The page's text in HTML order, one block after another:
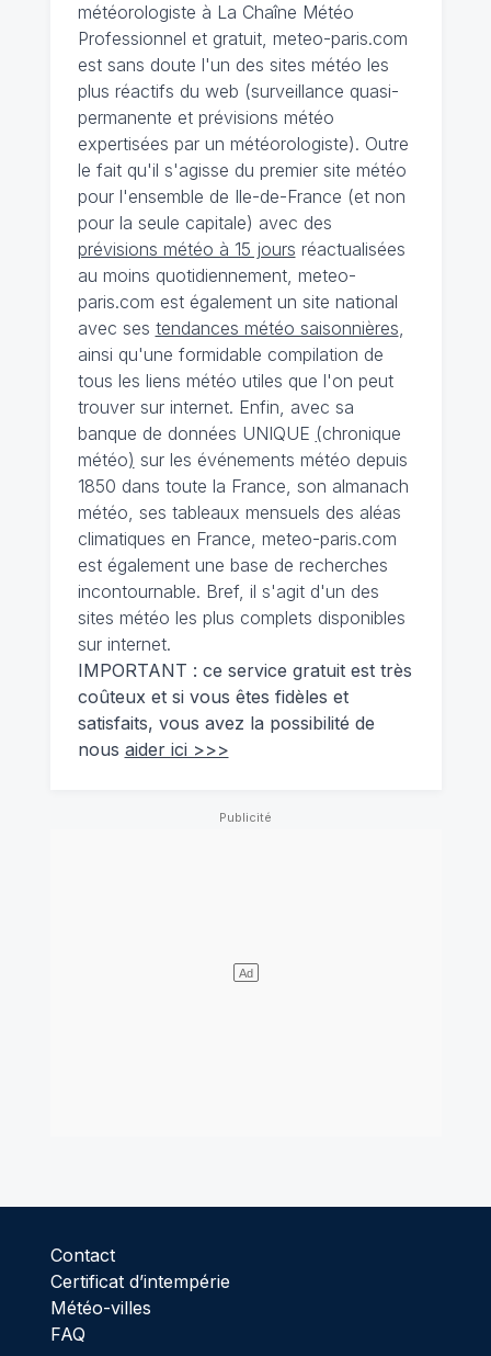
météorologiste à La Chaîne Météo
Professionnel et gratuit, meteo-paris.com
est sans doute l'un des sites météo les
plus réactifs du web (surveillance quasi-
permanente et prévisions météo
expertisées par un météorologiste). Outre
le fait qu'il s'agisse du premier site météo
pour l'ensemble de Ile-de-France (et non
pour la seule capitale) avec des
prévisions météo à 15 jours réactualisées
au moins quotidiennement, meteo-
paris.com est également un site national
avec ses tendances météo saisonnières,
ainsi qu'une formidable compilation de
tous les liens météo utiles que l'on peut
trouver sur internet. Enfin, avec sa
banque de données UNIQUE (chronique
météo) sur les événements météo depuis
1850 dans toute la France, son almanach
météo, ses tableaux mensuels des aléas
climatiques en France, meteo-paris.com
est également une base de recherches
incontournable. Bref, il s'agit d'un des
sites météo les plus complets disponibles
sur internet.
IMPORTANT : ce service gratuit est très
coûteux et si vous êtes fidèles et
satisfaits, vous avez la possibilité de
nous aider ici >>>
Contact
Certificat d’intempérie
Météo-villes
FAQ